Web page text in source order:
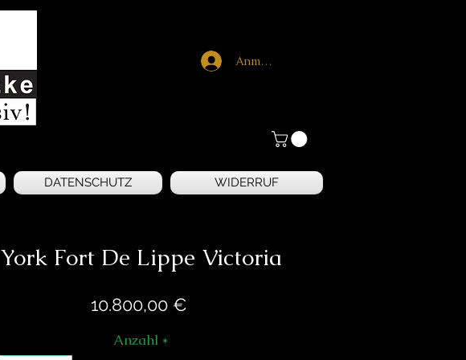
Anmelden
DATENSCHUTZ WIDERRUF
York Fort De Lippe Victoria
10.800,00 €
Anzahl *